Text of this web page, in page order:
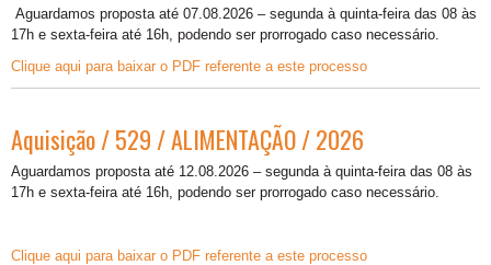
Aguardamos proposta até 07.08.2026 – segunda à quinta-feira das 08 às
17h e sexta-feira até 16h, podendo ser prorrogado caso necessário.
Clique aqui para baixar o PDF referente a este processo
Aquisição / 529 / ALIMENTAÇÃO / 2026
Aguardamos proposta até 12.08.2026 – segunda à quinta-feira das 08 às
17h e sexta-feira até 16h, podendo ser prorrogado caso necessário.
Clique aqui para baixar o PDF referente a este processo